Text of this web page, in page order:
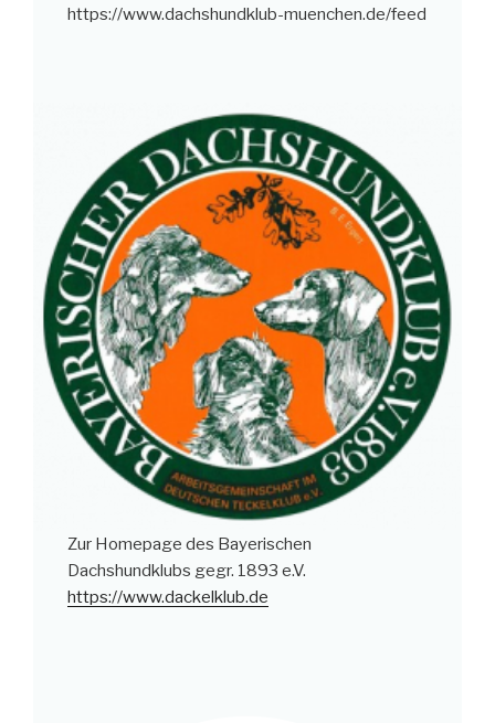
https://www.dachshundklub-muenchen.de/feed
Zur Homepage des Bayerischen
Dachshundklubs gegr. 1893 e.V.
https://www.dackelklub.de